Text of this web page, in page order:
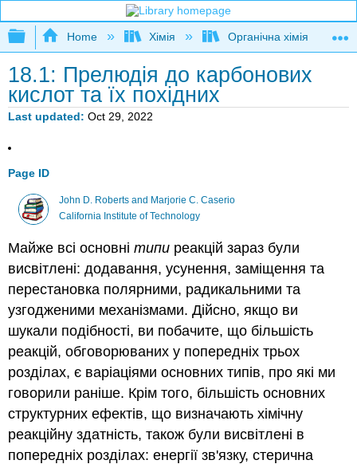
Expand/collapse global hierarchy
Home Хімія Органічна хімія
18.1: Прелюдія до карбонових
кислот та їх похідних
Last updated Oct 29, 2022
Page ID
John D. Roberts and Marjorie C. Caserio
California Institute of Technology
Майже всі основнітипи реакцій зараз були
висвітлені: додавання, усунення, заміщення та
перестановка полярними, радикальними та
узгодженими механізмами. Дійсно, якщо ви
шукали подібності, ви побачите, що більшість
реакцій, обговорюваних у попередніх трьох
розділах, є варіаціями основних типів, про які ми
говорили раніше. Крім того, більшість основних
структурних ефектів, що визначають хімічну
реакційну здатність, також були висвітлені в
попередніх розділах: енергії зв'язку, стерична